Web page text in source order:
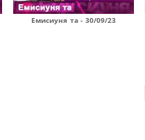
Емисиуня та - 30/09/23